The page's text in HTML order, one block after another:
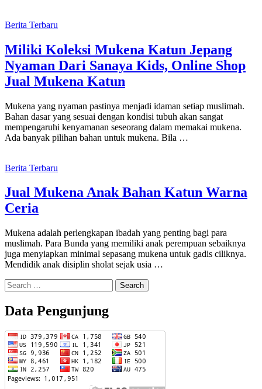
Berita Terbaru
Miliki Koleksi Mukena Katun Jepang
Nyaman Dari Sanaya Kids, Online Shop
Jual Mukena Katun
Mukena yang nyaman pastinya menjadi idaman setiap muslimah.
Bahan dasar yang sesuai dengan kondisi tubuh akan sangat
mempengaruhi kenyamanan seseorang dalam memakai mukena.
Ada banyak pilihan bahan untuk mukena. Bila …
Berita Terbaru
Jual Mukena Anak Bahan Katun Warna
Ceria
Mukena adalah perlengkapan ibadah yang penting bagi para
muslimah. Para Bunda yang memiliki anak perempuan sebaiknya
juga menyiapkan minimal sepasang mukena untuk gadis ciliknya.
Mendidik anak disiplin sholat sejak usia …
Search
for:
Data Pengunjung